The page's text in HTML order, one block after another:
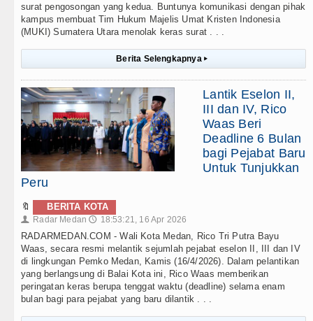
surat pengosongan yang kedua. Buntunya komunikasi dengan pihak
kampus membuat Tim Hukum Majelis Umat Kristen Indonesia
(MUKI) Sumatera Utara menolak keras surat . . .
Berita Selengkapnya ▸
Lantik Eselon II,
III dan IV, Rico
Waas Beri
Deadline 6 Bulan
bagi Pejabat Baru
Untuk Tunjukkan
Peru
🔖 BERITA KOTA
👤 Radar Medan 🕔 18:53:21, 16 Apr 2026
RADARMEDAN.COM - Wali Kota Medan, Rico Tri Putra Bayu
Waas, secara resmi melantik sejumlah pejabat eselon II, III dan IV
di lingkungan Pemko Medan, Kamis (16/4/2026). Dalam pelantikan
yang berlangsung di Balai Kota ini, Rico Waas memberikan
peringatan keras berupa tenggat waktu (deadline) selama enam
bulan bagi para pejabat yang baru dilantik . . .